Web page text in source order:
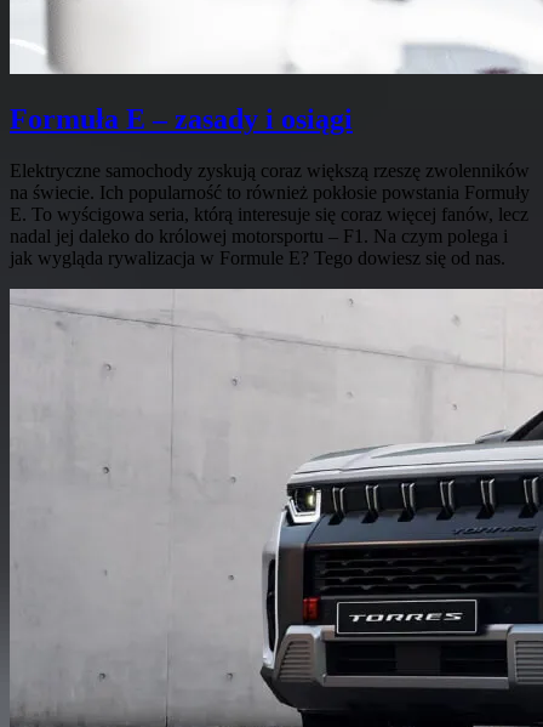
Formuła E – zasady i osiągi
Elektryczne samochody zyskują coraz większą rzeszę zwolenników
na świecie. Ich popularność to również pokłosie powstania Formuły
E. To wyścigowa seria, którą interesuje się coraz więcej fanów, lecz
nadal jej daleko do królowej motorsportu – F1. Na czym polega i
jak wygląda rywalizacja w Formule E? Tego dowiesz się od nas.